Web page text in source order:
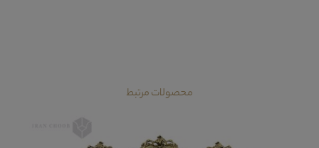
محصولات مرتبط